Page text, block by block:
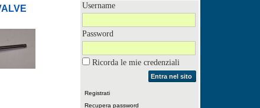
Username
Password
Ricorda le mie credenziali
Entra nel sito
Registrati
Recupera password